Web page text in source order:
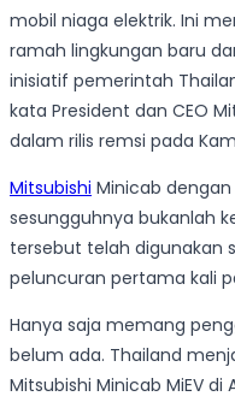
mobil niaga elektrik. Ini
ramah lingkungan baru
inisiatif pemerintah
kata President dan CEO
dalam rilis remsi pada
Mitsubishi Minicab
sesungguhnya bukanlah
tersebut telah digunakan
peluncuran pertama kali
Hanya saja memang
belum ada. Thailand
Mitsubishi Minicab MiEV di